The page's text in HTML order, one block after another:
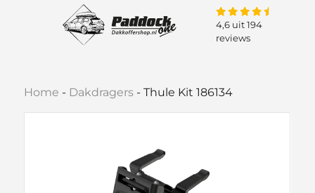
4,6 uit 194
reviews
Home - Dakdragers -Thule Kit 186134